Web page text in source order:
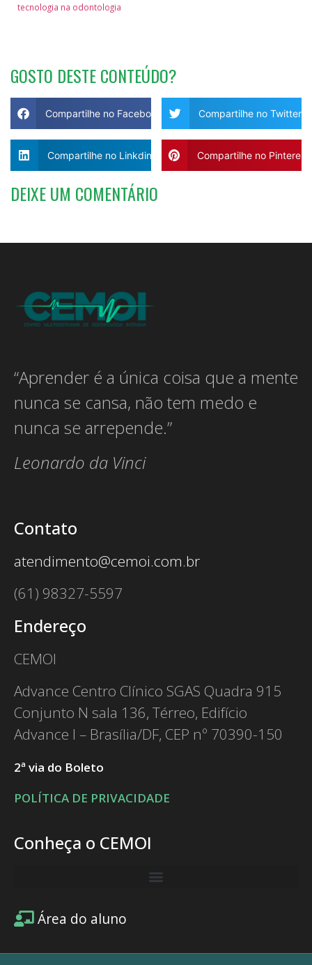
tecnologia na odontologia
GOSTO DESTE CONTEÚDO?
Compartilhe no Facebook Compartilhe no Twitter
Compartilhe no Linkdin Compartilhe no Pinterest
DEIXE UM COMENTÁRIO
“Aprender é a única coisa que a mente
nunca se cansa, não tem medo e
nunca se arrepende.”
Leonardo da Vinci
Contato
atendimento@cemoi.com.br
(61) 98327-5597
Endereço
CEMOI
Advance Centro Clínico SGAS Quadra 915
Conjunto N sala 136, Térreo, Edifício
Advance I – Brasília/DF, CEP nº 70390-150
2ª via do Boleto
POLÍTICA DE PRIVACIDADE
Conheça o CEMOI
Área do aluno